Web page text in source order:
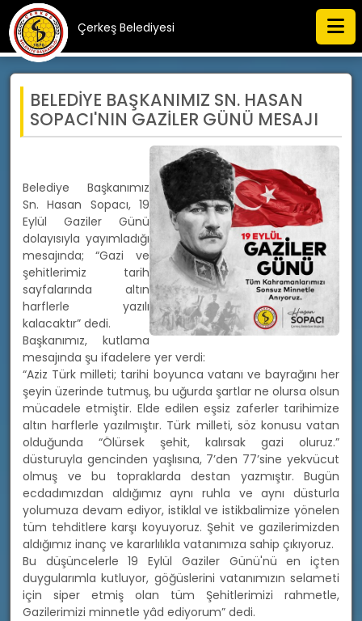
Çerkeş Belediyesi
BELEDİYE BAŞKANIMIZ SN. HASAN
SOPACI'NIN GAZİLER GÜNÜ MESAJI
Belediye Başkanımız
Sn. Hasan Sopacı, 19
Eylül Gaziler Günü
dolayısıyla yayımladığı
mesajında; “Gazi ve
şehitlerimiz tarih
sayfalarında altın
harflerle yazılı
kalacaktır” dedi.
Başkanımız, kutlama
mesajında şu ifadelere yer verdi:
“Aziz Türk milleti; tarihi boyunca vatanı ve bayrağını her
şeyin üzerinde tutmuş, bu uğurda şartlar ne olursa olsun
mücadele etmiştir. Elde edilen eşsiz zaferler tarihimize
altın harflerle yazılmıştır. Türk milleti, söz konusu vatan
olduğunda “Ölürsek şehit, kalırsak gazi oluruz.”
düsturuyla gencinden yaşlısına, 7’den 77’sine yekvücut
olmuş ve bu topraklarda destan yazmıştır. Bugün
ecdadımızdan aldığımız aynı ruhla ve aynı düsturla
yolumuza devam ediyor, istiklal ve istikbalimize yönelen
tüm tehditlere karşı koyuyoruz. Şehit ve gazilerimizden
aldığımız inanç ve kararlılıkla vatanımıza sahip çıkıyoruz.
Bu düşüncelerle 19 Eylül Gaziler Günü'nü en içten
duygularımla kutluyor, göğüslerini vatanımızın selameti
için siper etmiş olan tüm Şehitlerimizi rahmetle,
Gazilerimizi minnetle yâd ediyorum” dedi.